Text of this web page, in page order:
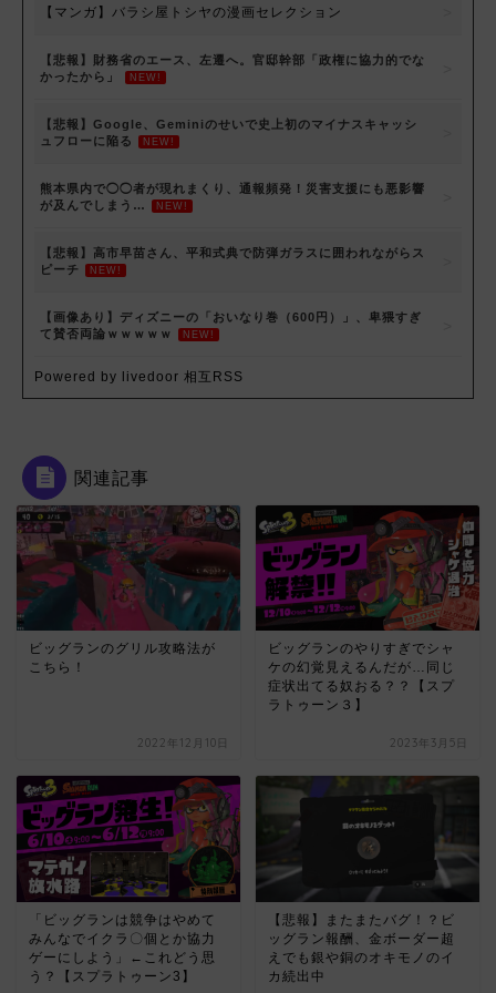
【マンガ】バラシ屋トシヤの漫画セレクション
【悲報】財務省のエース、左遷へ。官邸幹部「政権に協力的でな
かったから」
NEW!
【悲報】Google、Geminiのせいで史上初のマイナスキャッシ
ュフローに陥る
NEW!
熊本県内で◯◯者が現れまくり、通報頻発！災害支援にも悪影響
が及んでしまう…
NEW!
【悲報】高市早苗さん、平和式典で防弾ガラスに囲われながらス
ピーチ
NEW!
【画像あり】ディズニーの「おいなり巻（600円）」、卑猥すぎ
て賛否両論ｗｗｗｗｗ
NEW!
Powered by livedoor 相互RSS
関連記事
ビッグランのグリル攻略法が
こちら！
2022年12月10日
ビッグランのやりすぎでシャ
ケの幻覚見えるんだが…同じ
症状出てる奴おる？？【スプ
ラトゥーン３】
2023年3月5日
「ビッグランは競争はやめて
みんなでイクラ〇個とか協力
ゲーにしよう」←これどう思
う？【スプラトゥーン3】
【悲報】またまたバグ！？ビ
ッグラン報酬、金ボーダー超
えでも銀や銅のオキモノのイ
カ続出中